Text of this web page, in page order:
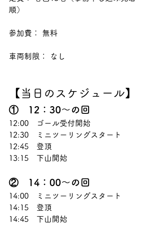
順）
参加費： 無料
車両制限： なし
【当日のスケジュール】
①	12：30～の回
12:00　ゴール受付開始
12:30　ミニツーリングスタート
12:45　登頂
13:15　下山開始
②	14：00～の回
14:00　ミニツーリングスタート
14:15　登頂
14:45　下山開始